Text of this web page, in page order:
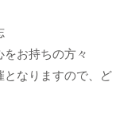
お持ちの方々
なりますので、ど